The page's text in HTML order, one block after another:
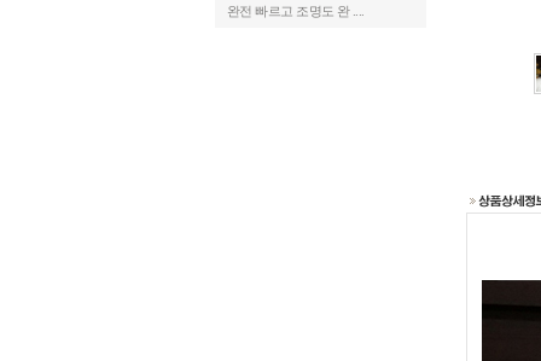
완전 빠르고 조명도 완 ....